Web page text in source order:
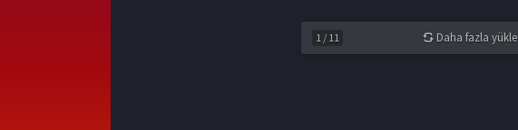
1 / 11 Daha fazla yükle